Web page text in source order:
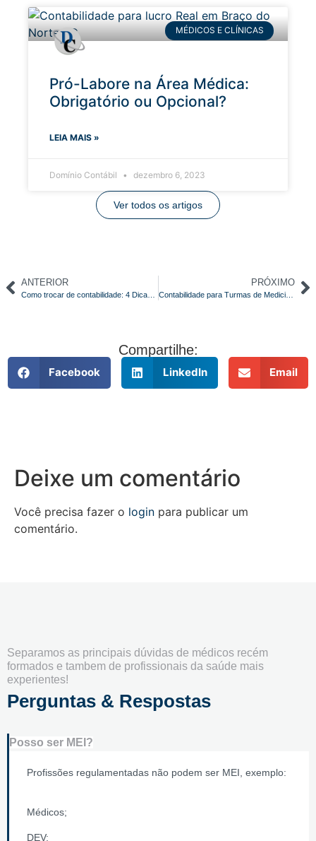
MÉDICOS E CLÍNICAS
Pró-Labore na Área Médica:
Obrigatório ou Opcional?
LEIA MAIS »
Domínio Contábil dezembro 6, 2023
Ver todos os artigos
ANTERIOR PRÓXIMO
Contabilidade para Turmas de Medicina: Uma Parceria Vantajosa com a Domínio Contábil
Compartilhe:
Facebook LinkedIn Email
Deixe um comentário
Você precisa fazer o login para publicar um
comentário.
Separamos as principais dúvidas de médicos recém
formados e tambem de profissionais da saúde mais
experientes!
Perguntas & Respostas
Posso ser MEI?
Profissões regulamentadas não podem ser MEI, exemplo:
Médicos;
DEV;